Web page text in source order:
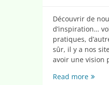
Découvrir de
d’inspiration…
pratiques,
sûr, il y a nos
avoir une vision
Read moreEn